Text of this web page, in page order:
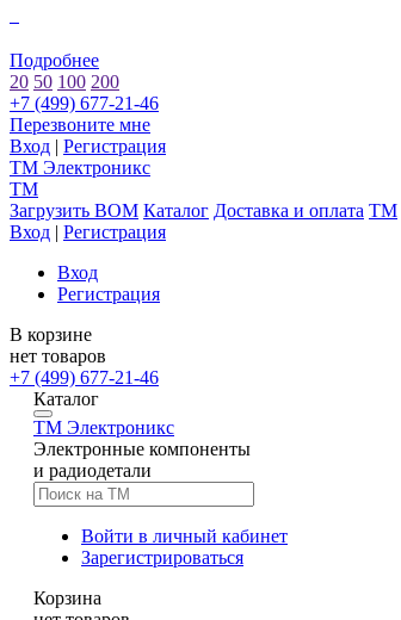
Подробнее
20 50 100 200
+7 (499) 677-21-46
Перезвоните мне
Вход | Регистрация
TM Электроникс
TM
Загрузить BOM Каталог Доставка и оплата TM
Вход | Регистрация
Вход
Регистрация
В корзине
нет товаров
+7 (499) 677-21-46
Каталог
TM Электроникс
Электронные компоненты
и радиодетали
Войти в личный кабинет
Зарегистрироваться
Корзина